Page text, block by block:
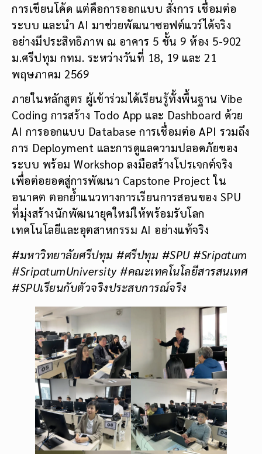
การเขียนโค้ด แต่คือการออกแบบ สั่งการ เชื่อมต่อ
ระบบ และนำ AI มาช่วยพัฒนาซอฟต์แวร์ได้จริง
อย่างมีประสิทธิภาพ ณ อาคาร 5 ชั้น 9 ห้อง 5-902
ม.ศรีปทุม กทม. ระหว่างวันที่ 18, 19 และ 21
พฤษภาคม 2569
ภายในหลักสูตร ผู้เข้าร่วมได้เรียนรู้ทั้งพื้นฐาน Vibe
Coding การสร้าง Todo App และ Dashboard ด้วย
AI การออกแบบ Database การเชื่อมต่อ API รวมถึง
การ Deployment และการดูแลความปลอดภัยของ
ระบบ พร้อม Workshop ลงมือสร้างโปรเจกต์จริง
เพื่อต่อยอดสู่การพัฒนา Capstone Project ใน
อนาคต ตอกย้ำแนวทางการเรียนการสอนของ SPU
ที่มุ่งสร้างนักพัฒนายุคใหม่ให้พร้อมรับโลก
เทคโนโลยีและอุตสาหกรรม AI อย่างแท้จริง
#มหาวิทยาลัยศรีปทุม #ศรีปทุม #SPU #Sripatum
#SripatumUniversity #คณะเทคโนโลยีสารสนเทศ
#SPUเรียนกับตัวจริงประสบการณ์จริง